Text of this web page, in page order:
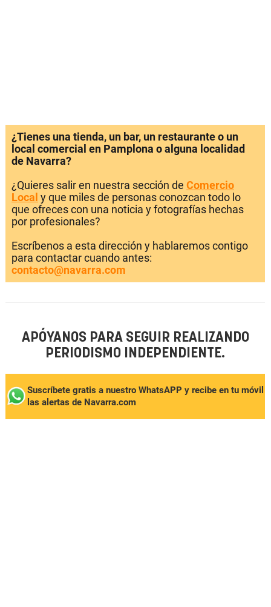
¿Tienes una tienda, un bar, un restaurante o un
local comercial en Pamplona o alguna localidad
de Navarra?
¿Quieres salir en nuestra sección de Comercio
Local y que miles de personas conozcan todo lo
que ofreces con una noticia y fotografías hechas
por profesionales?
Escríbenos a esta dirección y hablaremos contigo
para contactar cuando antes:
contacto@navarra.com
APÓYANOS PARA SEGUIR REALIZANDO
PERIODISMO INDEPENDIENTE.
Suscríbete gratis a nuestro WhatsAPP y recibe en tu móvil
las alertas de Navarra.com